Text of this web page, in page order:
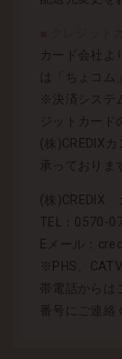
カード会社よ
は「ちょコム
※決済システ
ジットカー
(株)CREDIX
承っておりま
(株)CREDIX
TEL：0570-
Eメール：
※PHS、
帯電話からは
番号にご連